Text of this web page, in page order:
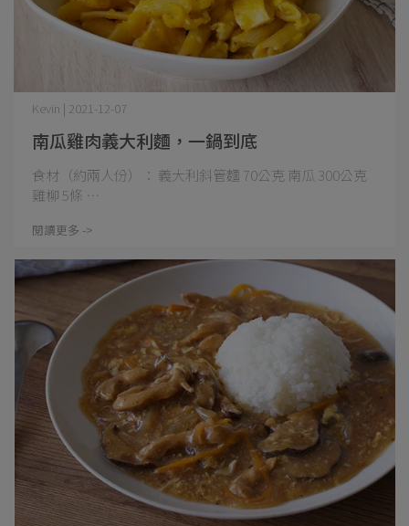
南瓜雞肉義大利麵，一鍋到底
Kevin | 2021-12-07
食材（約兩人份）： 義大利斜管麵 70公克 南瓜 300公克
雞柳 5條 ⋯
閱讀更多 ->